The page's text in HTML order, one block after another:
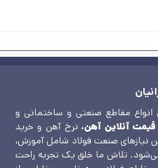
1370 و با هدف تأمین انواع مقاطع صنعتی و ساختمانی و
آنلاین آهن، نرخ آهن و خرید
نیازهای صنعت فولاد شامل آموزش،
تلاش ما خلق یک تجربه راحت